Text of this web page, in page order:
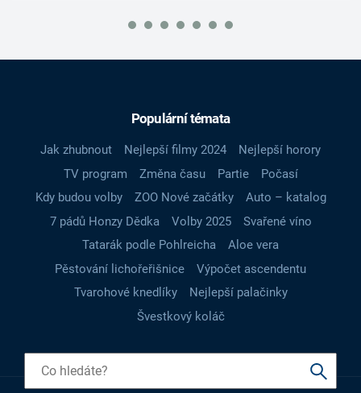
Populární témata
Jak zhubnout Nejlepší filmy 2024
Nejlepší horory
TV program
Změna času Partie
Počasí
Kdy budou volby
ZOO Nové začátky
Auto – katalog
7 pádů Honzy Dědka
Volby 2025
Svařené víno
Tatarák podle Pohlreicha
Aloe vera
Pěstování lichořeřišnice
Výpočet ascendentu
Tvarohové knedlíky
Nejlepší palačinky
Švestkový koláč